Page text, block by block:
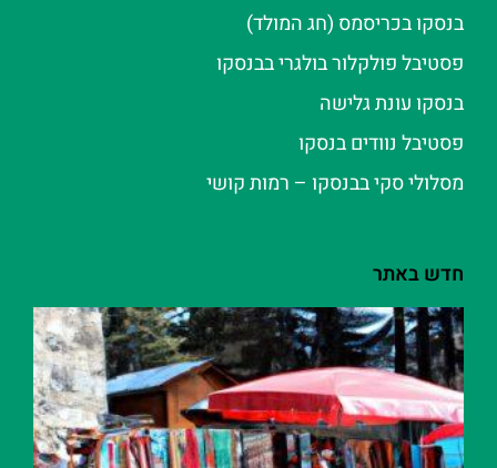
בנסקו בכריסמס (חג המולד)
פסטיבל פולקלור בולגרי בבנסקו
בנסקו עונת גלישה
פסטיבל נוודים בנסקו
מסלולי סקי בבנסקו – רמות קושי
חדש באתר